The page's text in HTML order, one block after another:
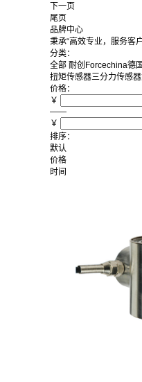
下一页
尾页
品牌中心
秉承“高效专业，服务客
分类：
全部 耐创Forcechina德
扭矩传感器三分力传感器
价格：
￥
——
￥
排序：
默认
价格
时间